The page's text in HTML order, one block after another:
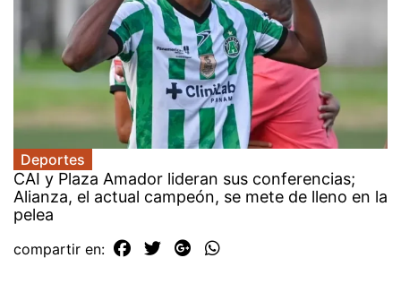
Deportes
CAI y Plaza Amador lideran sus conferencias;
Alianza, el actual campeón, se mete de lleno en la
pelea
compartir en: